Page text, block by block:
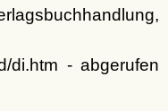
di.htm - abgerufen